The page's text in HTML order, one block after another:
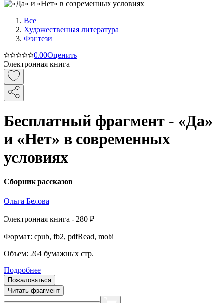
Все
Художественная литература
Фэнтези
0.00Оценить
Электронная книга
Бесплатный фрагмент - «Да»
и «Нет» в современных
условиях
Сборник рассказов
Ольга Белова
Электронная книга - 280 ₽
Формат: epub, fb2, pdfRead, mobi
Объем: 264 бумажных стр.
Подробнее
Пожаловаться
Читать фрагмент